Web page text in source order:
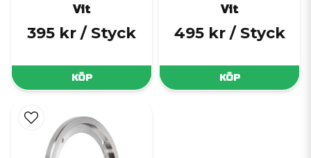
Vit
395 kr / Styck
KÖP
Vit
495 kr / Styck
KÖP